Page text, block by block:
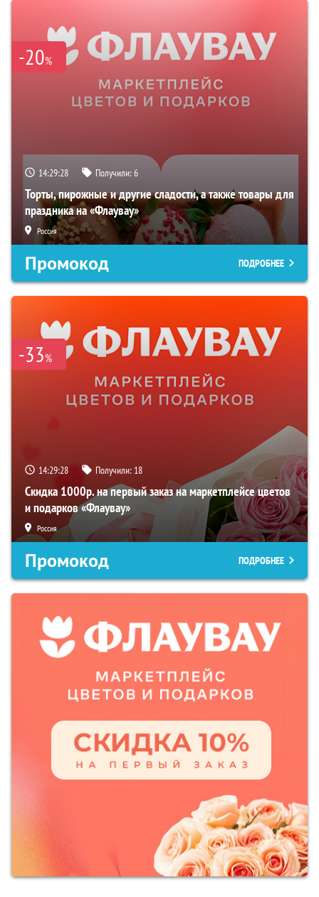
-20%
14:29:27 Получили:6
Торты, пирожные и другие сладости, а также товары для
праздника на «Флаувау»
Россия
Промокод ПОДРОБНЕЕ
-33%
14:29:27 Получили: 18
Скидка 1000р. на первый заказ на маркетплейсе цветов
и подарков «Флаувау»
Россия
Промокод ПОДРОБНЕЕ